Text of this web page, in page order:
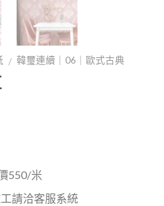
/ 韓璽連續｜06｜歐式古典
550/米
請洽客服系統